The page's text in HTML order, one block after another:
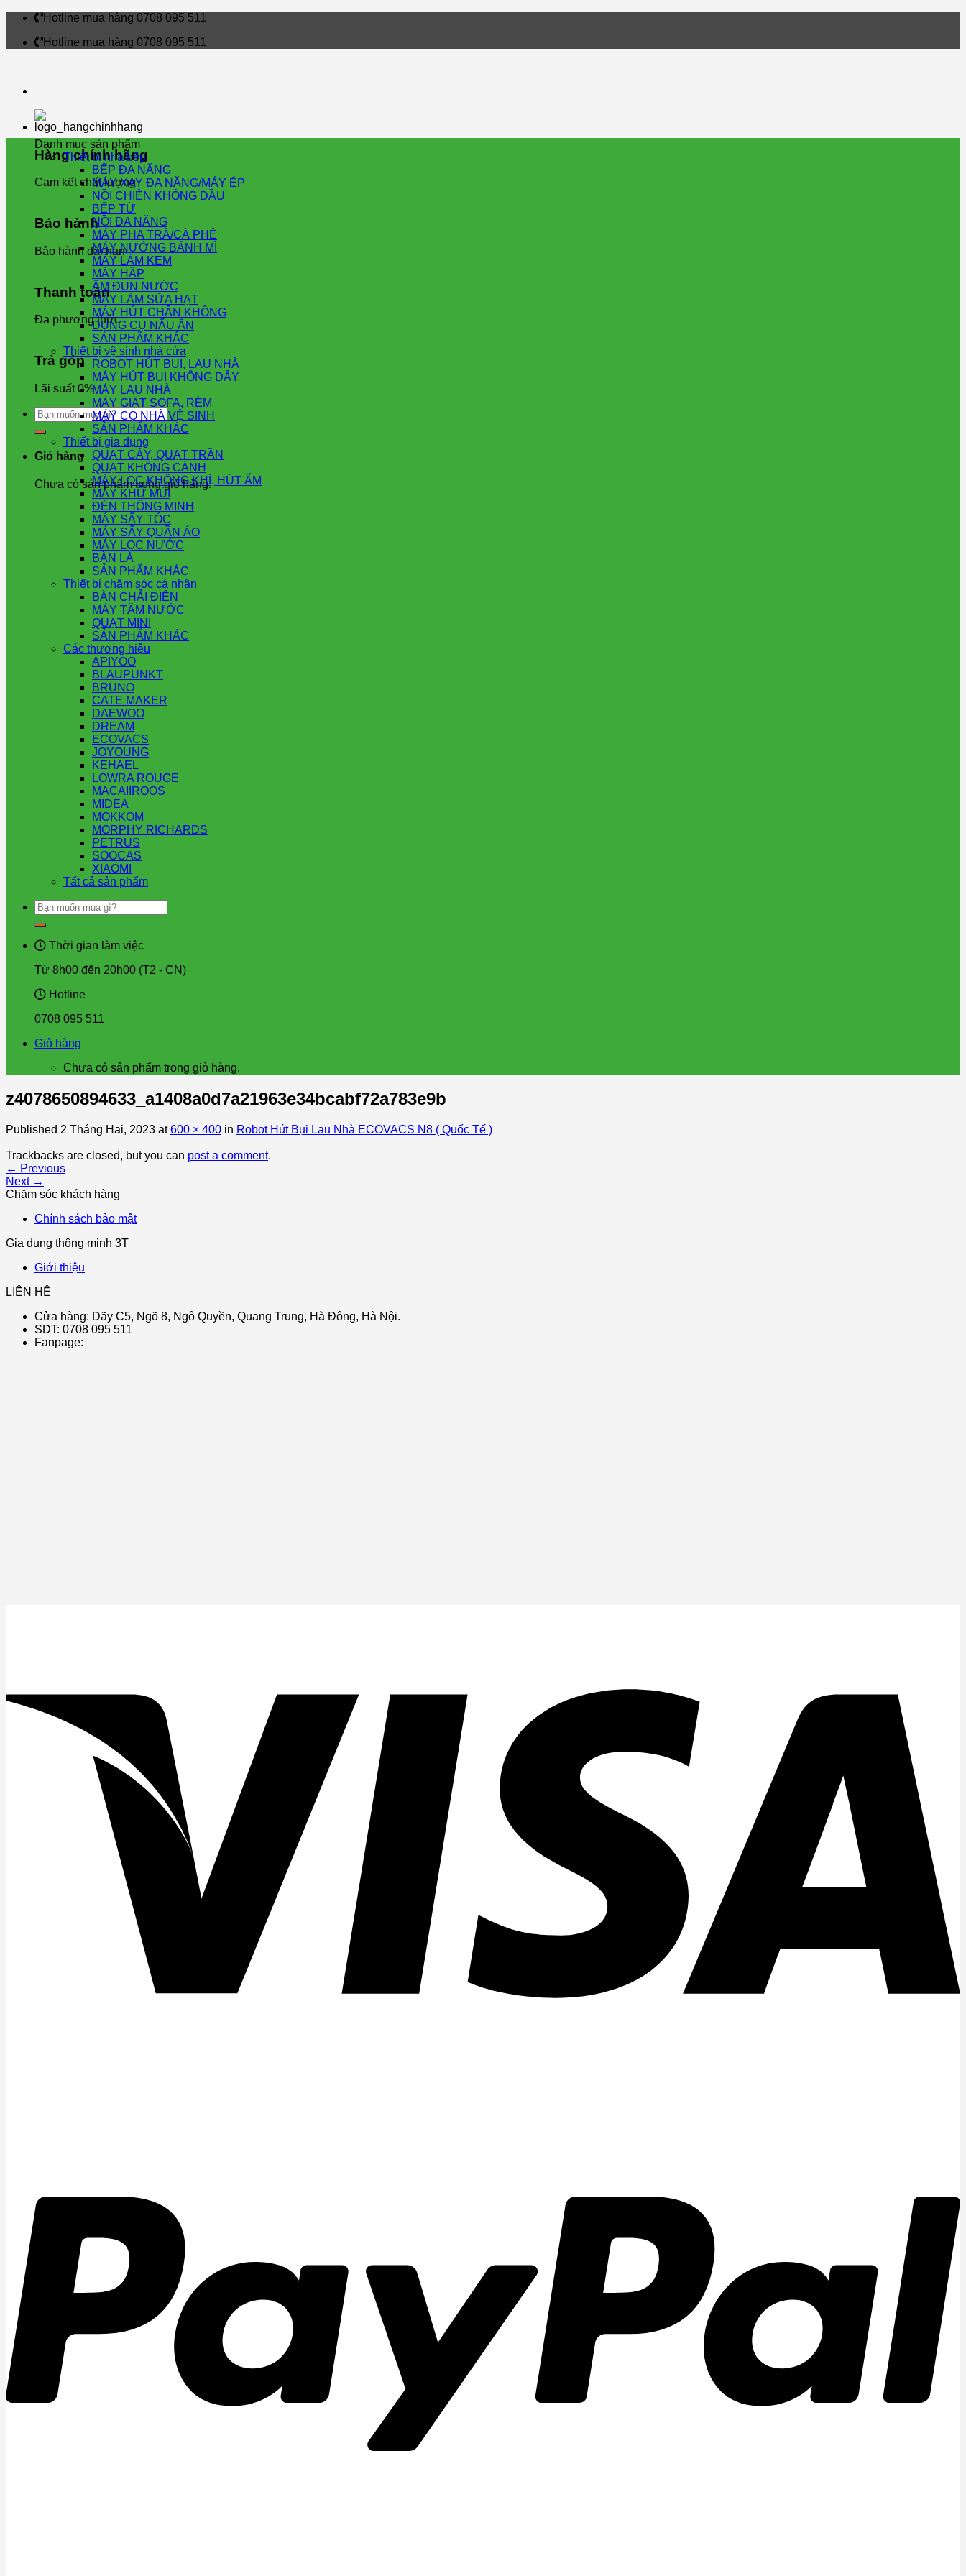
Skip
content
Hotline mua hàng 0708 095 511
Hotline mua hàng 0708 095 511
Hàng chính hãng
Cam kết chất lượng
Bảo hành
Bảo hành dài hạn
Thanh toán
Đa phương thức
Trả góp
Lãi suất 0%
Tìm
kiếm:
Giỏ hàng
Chưa có sản phẩm trong giỏ hàng.
Danh mục sản phẩm
Thiết bị nhà bếp
BẾP ĐA NĂNG
MÁY XAY ĐA NĂNG/MÁY ÉP
NỒI CHIÊN KHÔNG DẦU
BẾP TỪ
NỒI ĐA NĂNG
MÁY PHA TRÀ/CÀ PHÊ
MÁY NƯỚNG BÁNH MÌ
MÁY LÀM KEM
MÁY HẤP
ẤM ĐUN NƯỚC
MÁY LÀM SỮA HẠT
MÁY HÚT CHÂN KHÔNG
DỤNG CỤ NẤU ĂN
SẢN PHẨM KHÁC
Thiết bị vệ sinh nhà cửa
ROBOT HÚT BỤI, LAU NHÀ
MÁY HÚT BỤI KHÔNG DÂY
MÁY LAU NHÀ
MÁY GIẶT SOFA, RÈM
MÁY CỌ NHÀ VỆ SINH
SẢN PHẨM KHÁC
Thiết bị gia dụng
QUẠT CÂY, QUẠT TRẦN
QUẠT KHÔNG CÁNH
MÁY LỌC KHÔNG KHÍ, HÚT ẨM
MÁY KHỬ MÙI
ĐÈN THÔNG MINH
MÁY SẤY TÓC
MÁY SẤY QUẦN ÁO
MÁY LỌC NƯỚC
BÀN LÀ
SẢN PHẨM KHÁC
Thiết bị chăm sóc cá nhân
BÀN CHẢI ĐIỆN
MÁY TĂM NƯỚC
QUẠT MINI
SẢN PHẨM KHÁC
Các thương hiệu
APIYOO
BLAUPUNKT
BRUNO
CATE MAKER
DAEWOO
DREAM
ECOVACS
JOYOUNG
KEHAEL
LOWRA ROUGE
MACAIIROOS
MIDEA
MOKKOM
MORPHY RICHARDS
PETRUS
SOOCAS
XIAOMI
Tất cả sản phẩm
Tìm
kiếm:
Thời gian làm việc
Từ 8h00 đến 20h00 (T2 - CN)
Hotline
0708 095 511
Giỏ hàng
Chưa có sản phẩm trong giỏ hàng.
z4078650894633_a1408a0d7a21963e34bcabf72a783e9b
Published 2 Tháng Hai, 2023 at600 × 400 in Robot Hút Bụi Lau Nhà ECOVACS N8 ( Quốc Tế )
Trackbacks are closed, but you can post a comment.
← Previous
Next →
Chăm sóc khách hàng
Chính sách bảo mật
Gia dụng thông minh 3T
Giới thiệu
LIÊN HỆ
Cửa hàng: Dãy C5, Ngõ 8, Ngô Quyền, Quang Trung, Hà Đông, Hà Nội.
SDT: 0708 095 511
Fanpage: